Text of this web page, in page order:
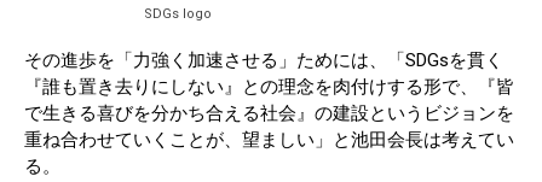
SDGs logo
その進歩を「力強く加速させる」ためには、「SDGsを貫く
『誰も置き去りにしない』との理念を肉付けする形で、『皆
で生きる喜びを分かち合える社会』の建設というビジョンを
重ね合わせていくことが、望ましい」と池田会長は考えてい
る。